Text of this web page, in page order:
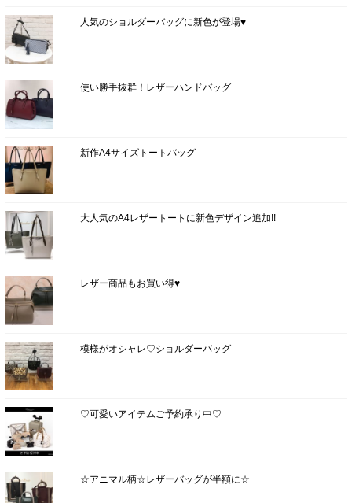
人気のショルダーバッグに新色が登場♥
使い勝手抜群！レザーハンドバッグ
新作A4サイズトートバッグ
大人気のA4レザートートに新色デザイン追加!!
レザー商品もお買い得♥
模様がオシャレ♡ショルダーバッグ
♡可愛いアイテムご予約承り中♡
☆アニマル柄☆レザーバッグが半額に☆